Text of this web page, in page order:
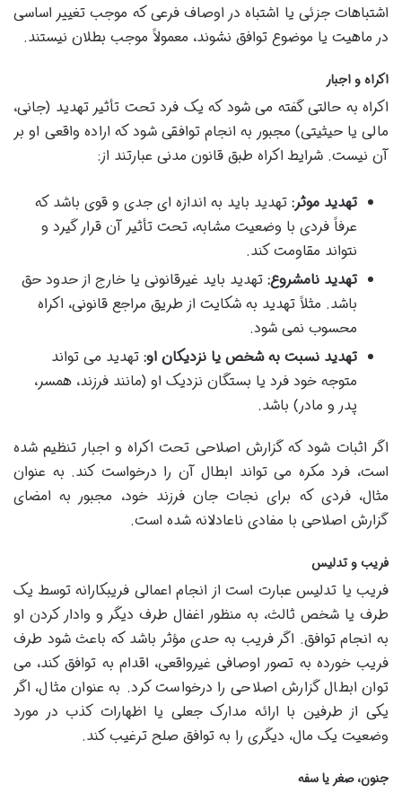
اشتباهات جزئی یا اشتباه در اوصاف فرعی که موجب تغییر اساسی
در ماهیت یا موضوع توافق نشوند، معمولاً موجب بطلان نیستند.
اکراه و اجبار
اکراه به حالتی گفته می شود که یک فرد تحت تأثیر تهدید (جانی،
مالی یا حیثیتی) مجبور به انجام توافقی شود که اراده واقعی او بر
آن نیست. شرایط اکراه طبق قانون مدنی عبارتند از:
تهدید موثر: تهدید باید به اندازه ای جدی و قوی باشد که
عرفاً فردی با وضعیت مشابه، تحت تأثیر آن قرار گیرد و
نتواند مقاومت کند.
تهدید نامشروع: تهدید باید غیرقانونی یا خارج از حدود حق
باشد. مثلاً تهدید به شکایت از طریق مراجع قانونی، اکراه
محسوب نمی شود.
تهدید نسبت به شخص یا نزدیکان او: تهدید می تواند
متوجه خود فرد یا بستگان نزدیک او (مانند فرزند، همسر،
پدر و مادر) باشد.
اگر اثبات شود که گزارش اصلاحی تحت اکراه و اجبار تنظیم شده
است، فرد مکره می تواند ابطال آن را درخواست کند. به عنوان
مثال، فردی که برای نجات جان فرزند خود، مجبور به امضای
گزارش اصلاحی با مفادی ناعادلانه شده است.
فریب و تدلیس
فریب یا تدلیس عبارت است از انجام اعمالی فریبکارانه توسط یک
طرف یا شخص ثالث، به منظور اغفال طرف دیگر و وادار کردن او
به انجام توافق. اگر فریب به حدی مؤثر باشد که باعث شود طرف
فریب خورده به تصور اوصافی غیرواقعی، اقدام به توافق کند، می
توان ابطال گزارش اصلاحی را درخواست کرد. به عنوان مثال، اگر
یکی از طرفین با ارائه مدارک جعلی یا اظهارات کذب در مورد
وضعیت یک مال، دیگری را به توافق صلح ترغیب کند.
جنون، صغر یا سفه